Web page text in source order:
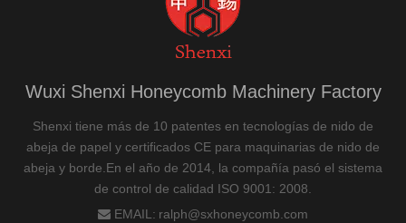
Wuxi Shenxi Honeycomb Machinery Factory
Shenxi tiene más de 10 patentes en tecnologías de nido de
abeja de papel y certificados CE para maquinarias de nido de
abeja y borde.En el año de 2014, la compañía pasó el sistema
de control de calidad ISO 9001: 2008.
 EMAIL: ralph@sxhoneycomb.com